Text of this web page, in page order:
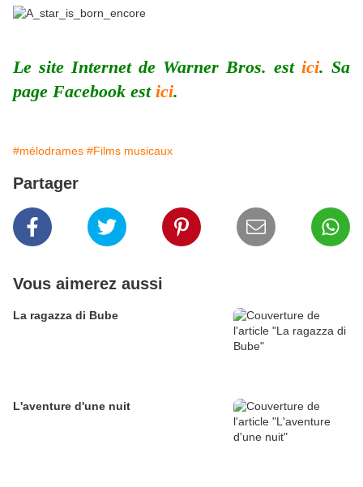
Le site Internet de Warner Bros. est ici. Sa
page Facebook est ici.
#mélodrames #Films musicaux
Partager
Vous aimerez aussi
La ragazza di Bube
L'aventure d'une nuit